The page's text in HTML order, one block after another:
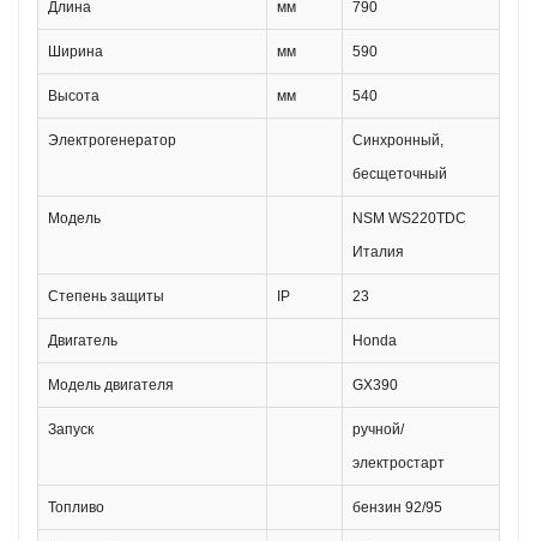
Длина мм 790
Ширина мм 590
Высота мм 540
Электрогенератор
Синхронный,
бесщеточный
Модель
NSM WS220TDC
Италия
Степень защиты IP 23
Двигатель Honda
Модель двигателя GX390
Запуск
ручной/
электростарт
Топливо бензин 92/95